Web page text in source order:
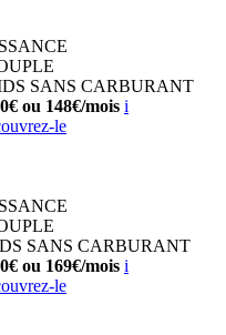
SANS CARBURANT
ou 148€/mois i
le
SANS CARBURANT
ou 169€/mois i
le